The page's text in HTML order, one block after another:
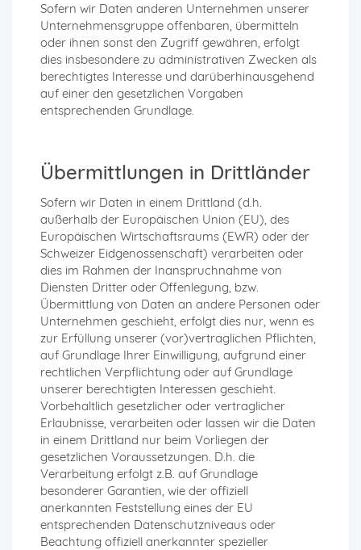
Sofern wir Daten anderen Unternehmen unserer
Unternehmensgruppe offenbaren, übermitteln
oder ihnen sonst den Zugriff gewähren, erfolgt
dies insbesondere zu administrativen Zwecken als
berechtigtes Interesse und darüberhinausgehend
auf einer den gesetzlichen Vorgaben
entsprechenden Grundlage.
Übermittlungen in Drittländer
Sofern wir Daten in einem Drittland (d.h.
außerhalb der Europäischen Union (EU), des
Europäischen Wirtschaftsraums (EWR) oder der
Schweizer Eidgenossenschaft) verarbeiten oder
dies im Rahmen der Inanspruchnahme von
Diensten Dritter oder Offenlegung, bzw.
Übermittlung von Daten an andere Personen oder
Unternehmen geschieht, erfolgt dies nur, wenn es
zur Erfüllung unserer (vor)vertraglichen Pflichten,
auf Grundlage Ihrer Einwilligung, aufgrund einer
rechtlichen Verpflichtung oder auf Grundlage
unserer berechtigten Interessen geschieht.
Vorbehaltlich gesetzlicher oder vertraglicher
Erlaubnisse, verarbeiten oder lassen wir die Daten
in einem Drittland nur beim Vorliegen der
gesetzlichen Voraussetzungen. D.h. die
Verarbeitung erfolgt z.B. auf Grundlage
besonderer Garantien, wie der offiziell
anerkannten Feststellung eines der EU
entsprechenden Datenschutzniveaus oder
Beachtung offiziell anerkannter spezieller